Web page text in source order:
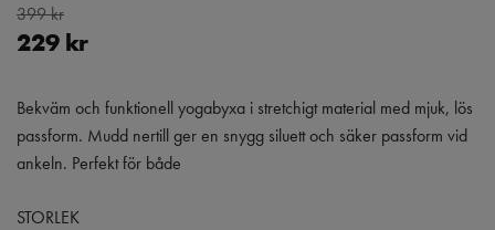
399 kr
229 kr
Bekväm och funktionell yogabyxa i stretchigt material med mjuk, lös
passform. Mudd nertill ger en snygg siluett och säker passform vid
ankeln. Perfekt för både
STORLEK